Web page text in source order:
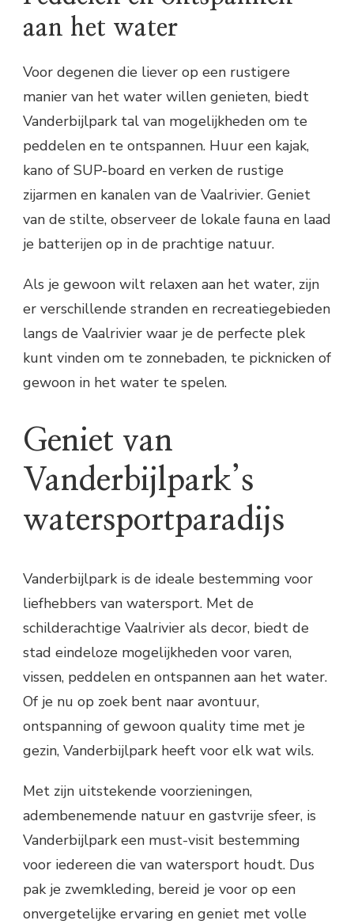
aan het water
Voor degenen die liever op een rustigere
manier van het water willen genieten, biedt
Vanderbijlpark tal van mogelijkheden om te
peddelen en te ontspannen. Huur een kajak,
kano of SUP-board en verken de rustige
zijarmen en kanalen van de Vaalrivier. Geniet
van de stilte, observeer de lokale fauna en laad
je batterijen op in de prachtige natuur.
Als je gewoon wilt relaxen aan het water, zijn
er verschillende stranden en recreatiegebieden
langs de Vaalrivier waar je de perfecte plek
kunt vinden om te zonnebaden, te picknicken of
gewoon in het water te spelen.
Geniet van
Vanderbijlpark’s
watersportparadijs
Vanderbijlpark is de ideale bestemming voor
liefhebbers van watersport. Met de
schilderachtige Vaalrivier als decor, biedt de
stad eindeloze mogelijkheden voor varen,
vissen, peddelen en ontspannen aan het water.
Of je nu op zoek bent naar avontuur,
ontspanning of gewoon quality time met je
gezin, Vanderbijlpark heeft voor elk wat wils.
Met zijn uitstekende voorzieningen,
adembenemende natuur en gastvrije sfeer, is
Vanderbijlpark een must-visit bestemming
voor iedereen die van watersport houdt. Dus
pak je zwemkleding, bereid je voor op een
onvergetelijke ervaring en geniet met volle